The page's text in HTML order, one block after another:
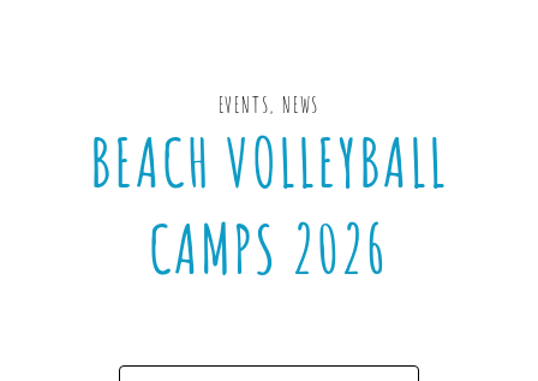
EVENTS, NEWS
BEACH VOLLEYBALL
CAMPS 2026